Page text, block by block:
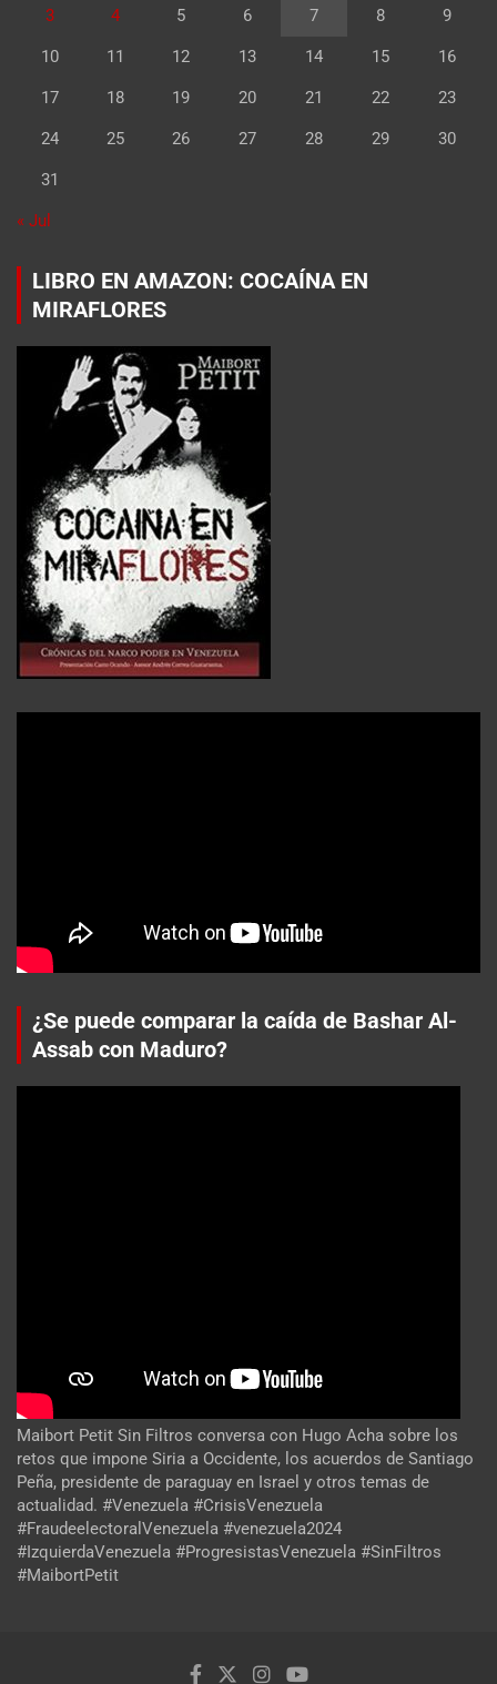
3 4 5 6 7 8 9
10 11 12 13 14 15 16
17 18 19 20 21 22 23
24 25 26 27 28 29 30
31
« Jul
LIBRO EN AMAZON: COCAÍNA EN
MIRAFLORES
¿Se puede comparar la caída de Bashar Al-
Assab con Maduro?
Maibort Petit Sin Filtros conversa con Hugo Acha sobre los
retos que impone Siria a Occidente, los acuerdos de Santiago
Peña, presidente de paraguay en Israel y otros temas de
actualidad. #Venezuela #CrisisVenezuela
#FraudeelectoralVenezuela #venezuela2024
#IzquierdaVenezuela #ProgresistasVenezuela #SinFiltros
#MaibortPetit